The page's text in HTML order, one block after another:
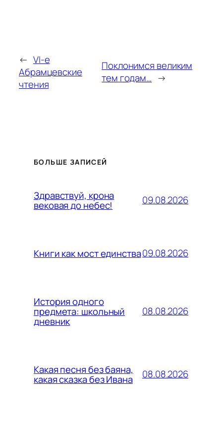
← VI-е
Абрамцевские
чтения
Поклонимся великим
тем годам… →
БОЛЬШЕ ЗАПИСЕЙ
Здравствуй, крона
вековая до небес! 09.08.2026
Книги как мост единства09.08.2026
История одного
предмета: школьный
дневник
08.08.2026
Какая песня без баяна,
какая сказка без Ивана 08.08.2026